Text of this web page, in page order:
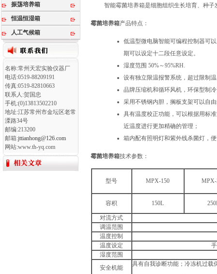
振荡培养箱
恒温恒湿箱
人工气候箱
名称:常州天宏实验仪器厂
电话:0519-88209191
传真:0519-82810663
联系人:贺国忠
手机:(0)13813502210
地址:江苏常州市金坛区老常
溧路34号
邮编:213200
邮箱:jttianhong@126.com
网站:www.th-yq.com
智能霉菌培养箱是细胞组织生长培育、种
霉菌培养箱产品特点：
低温型微电脑智能可编程控制器可
期可以设定十二段任意设定。
湿度范围 50%～95%RH.
设有独立限温报警系统，超过限制
品牌压缩机和循环风机，环保型制
采用不锈钢内胆，搁板支架可以自
具有温度校正功能，可以根据用标
近温度进行更加精确的管理；
箱内配有照明灯和紫外线杀菌灯，
霉菌培养箱技术参数：
型号 MPX-150 MPX-
容积 150L
对流方式
调温范围
温度控制
温度设定
湿度范围
安全机能
具有自我诊断功能；冷冻机过载